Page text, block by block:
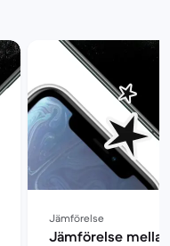
Jämförelse
Jämförelse mellan